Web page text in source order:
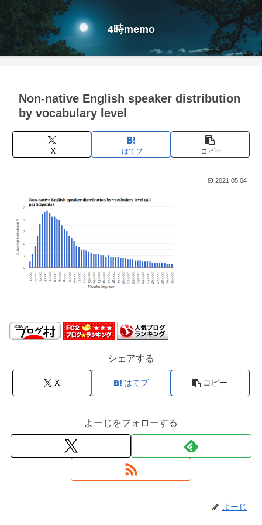
4時memo
Non-native English speaker distribution
by vocabulary level
X はてブ コピー
2021.05.04
シェアする
X はてブ コピー
よーじをフォローする
よーじ